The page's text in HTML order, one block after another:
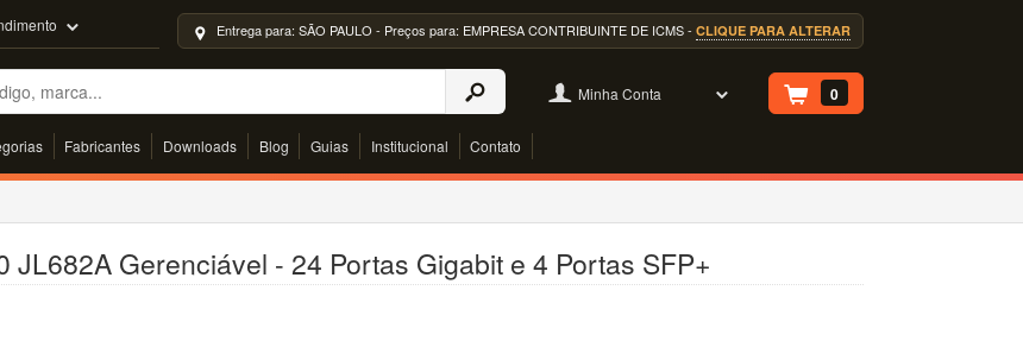
Entrega para: SÃO PAULO - Preços para: EMPRESA CONTRIBUINTE DE ICMS - CLIQUE PARA ALTERAR
Minha Conta 0
Fabricantes Downloads Blog Guias Institucional Contato
JL682A Gerenciável - 24 Portas Gigabit e 4 Portas SFP+